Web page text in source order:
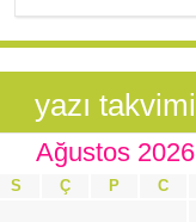
yazı takvimi
Ağustos 2026
S Ç P C